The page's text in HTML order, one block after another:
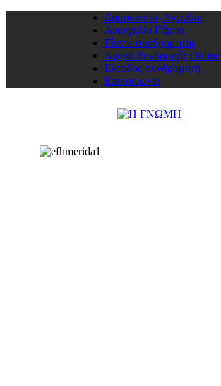
Δημοσιεύση Αγγελίας
Αναγγελία Γάμου
Γίνετε συνδρομητής
Αγορά Συνδρομής Online
Είσοδος συνδρομητή
Επικοινωνία